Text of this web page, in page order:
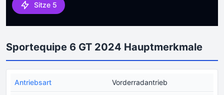
Sitze 5
Sportequipe 6 GT 2024 Hauptmerkmale
Antriebsart Vorderradantrieb